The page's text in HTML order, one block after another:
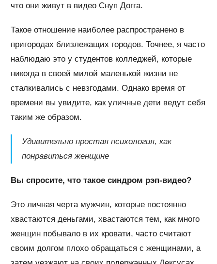
что они живут в видео Снуп Догга.
Такое отношение наиболее распространено в
пригородах близлежащих городов. Точнее, я часто
наблюдаю это у студентов колледжей, которые
никогда в своей милой маленькой жизни не
сталкивались с невзгодами. Однако время от
времени вы увидите, как уличные дети ведут себя
таким же образом.
Удивительно простая психология, как
понравиться женщине
Вы спросите, что такое синдром рэп-видео?
Это личная черта мужчин, которые постоянно
хвастаются деньгами, хвастаются тем, как много
женщин побывало в их кровати, часто считают
своим долгом плохо обращаться с женщинами, а